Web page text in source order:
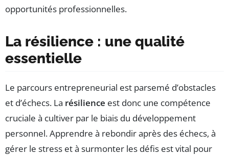
opportunités professionnelles.
La résilience : une qualité
essentielle
Le parcours entrepreneurial est parsemé d’obstacles
et d’échecs. La résilience est donc une compétence
cruciale à cultiver par le biais du développement
personnel. Apprendre à rebondir après des échecs, à
gérer le stress et à surmonter les défis est vital pour